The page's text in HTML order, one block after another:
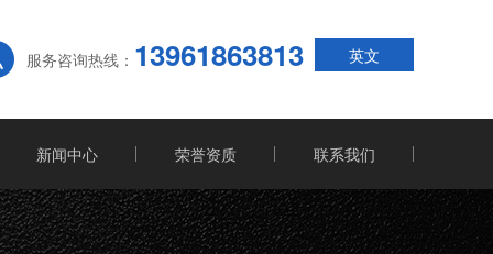
服务咨询热线： 13961863813 英文
新闻中心 荣誉资质 联系我们